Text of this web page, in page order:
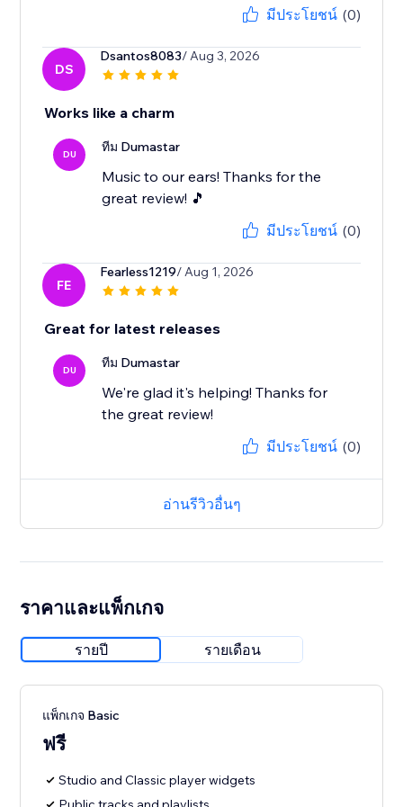
มีประโยชน์ (0)
DS
Dsantos8083/ Aug 3, 2026
Works like a charm
DU ทีม Dumastar
Music to our ears! Thanks for the
great review! 🎵
มีประโยชน์ (0)
FE
Fearless1219/ Aug 1, 2026
Great for latest releases
DU ทีม Dumastar
We're glad it's helping! Thanks for
the great review!
มีประโยชน์ (0)
อ่านรีวิวอื่นๆ
ราคาและแพ็กเกจ
รายปี รายเดือน
แพ็กเกจ Basic
ฟรี
Studio and Classic player widgets